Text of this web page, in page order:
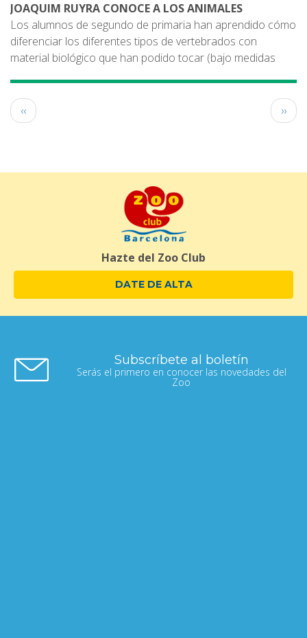
JOAQUIM RUYRA CONOCE A LOS ANIMALES
Los alumnos de segundo de primaria han aprendido cómo
diferenciar los diferentes tipos de vertebrados con
material biológico que han podido tocar (bajo medidas
Zoo y han conocido dónde y cómo viven, que comen,
como andan, qué papel tienen en sus hábitats, qué
naturaleza y qué papel tienen los zoos y centros de
recuperación de fauna salvaje para conservar estas
especies y evitar su extinción.
Paginación
Página
anterior
‹‹ ››
Hazte del Zoo Club
DATE DE ALTA
Subscríbete al boletín
Serás el primero en conocer las novedades del
Zoo